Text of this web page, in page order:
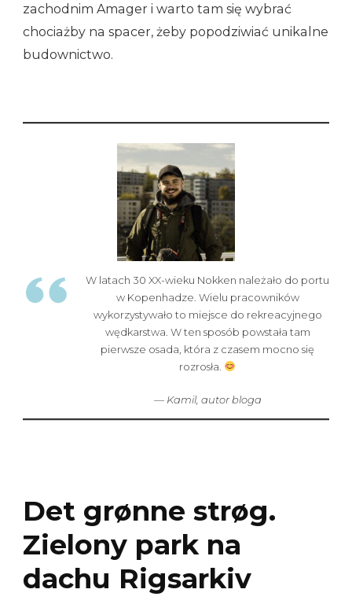
zachodnim Amager i warto tam się wybrać
chociażby na spacer, żeby popodziwiać unikalne
budownictwo.
W latach 30 XX-wieku Nokken należało do portu
w Kopenhadze. Wielu pracowników
wykorzystywało to miejsce do rekreacyjnego
wędkarstwa. W ten sposób powstała tam
pierwsze osada, która z czasem mocno się
rozrosła.
— Kamil, autor bloga
Det grønne strøg.
Zielony park na
dachu Rigsarkiv